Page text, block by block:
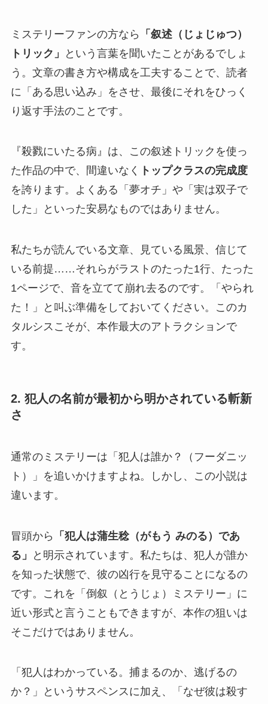
ミステリーファンの方なら
「叙述（じょじゅつ）
トリック」
という言葉を聞いたことがあるでしょ
う。文章の書き方や構成を工夫することで、読者
に「ある思い込み」をさせ、最後にそれをひっく
り返す手法のことです。
『殺戮にいたる病』は、この叙述トリックを使っ
た作品の中で、間違いなく
トップクラスの完成度
を誇ります。よくある「夢オチ」や「実は双子で
した」といった安易なものではありません。
私たちが読んでいる文章、見ている風景、信じて
いる前提……それらがラストのたった1行、たった
1ページで、音を立てて崩れ去るのです。「やられ
た！」と叫ぶ準備をしておいてください。このカ
タルシスこそが、本作最大のアトラクションで
す。
2. 犯人の名前が最初から明かされている斬新
さ
通常のミステリーは「犯人は誰か？（フーダニッ
ト）」を追いかけますよね。しかし、この小説は
違います。
冒頭から
「犯人は蒲生稔（がもう みのる）であ
る」
と明示されています。私たちは、犯人が誰か
を知った状態で、彼の凶行を見守ることになるの
です。これを「倒叙（とうじょ）ミステリー」に
近い形式と言うこともできますが、本作の狙いは
そこだけではありません。
「犯人はわかっている。捕まるのか、逃げるの
か？」というサスペンスに加え、「なぜ彼は殺す